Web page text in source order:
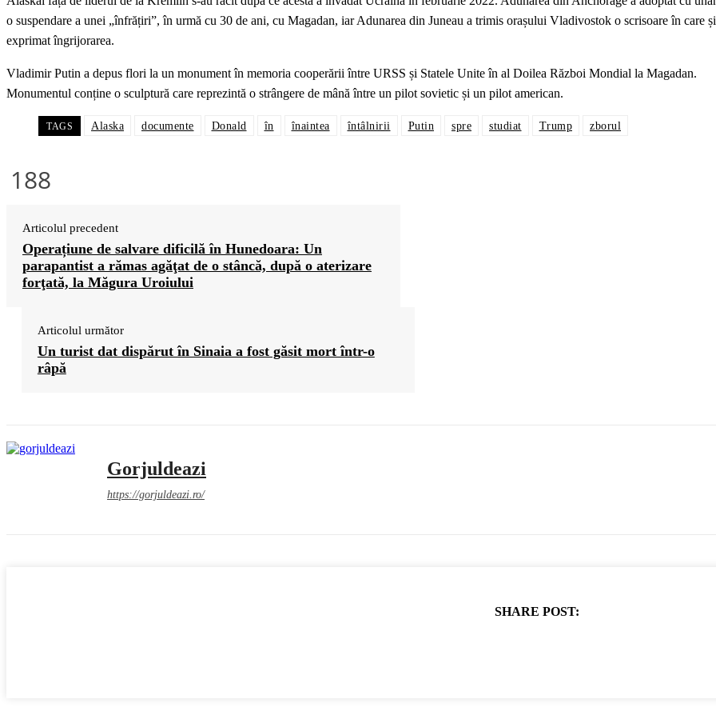
o suspendare a unei „înfrățiri”, în urmă cu 30 de ani, cu Magadan, iar Adunarea din Juneau a trimis orașului Vladivostok o scrisoare în care
exprimat îngrijorarea.
Vladimir Putin a depus flori la un monument în memoria cooperării între URSS și Statele Unite în al Doilea Război Mondial la Magadan.
Monumentul conține o sculptură care reprezintă o strângere de mână între un pilot sovietic și un pilot american.
TAGS Alaska documente Donald în înaintea întâlnirii Putin spre studiat Trump zborul
188
Articolul precedent
Operațiune de salvare dificilă în Hunedoara: Un
parapantist a rămas agăţat de o stâncă, după o aterizare
forţată, la Măgura Uroiului
Articolul următor
Un turist dat dispărut în Sinaia a fost găsit mort într-o
râpă
Gorjuldeazi
https://gorjuldeazi.ro/
SHARE POST: